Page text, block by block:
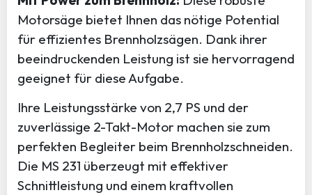
Motorsäge bietet Ihnen das nötige Potential
für effizientes Brennholzsägen. Dank ihrer
beeindruckenden Leistung ist sie hervorragend
geeignet für diese Aufgabe.
Ihre Leistungsstärke von 2,7 PS und der
zuverlässige 2-Takt-Motor machen sie zum
perfekten Begleiter beim Brennholzschneiden.
Die MS 231 überzeugt mit effektiver
Schnittleistung und einem kraftvollen